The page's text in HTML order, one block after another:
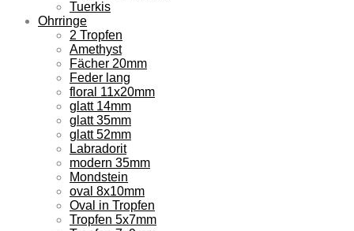
Tuerkis
Ohrringe
2 Tropfen
Amethyst
Fächer 20mm
Feder lang
floral 11x20mm
glatt 14mm
glatt 35mm
glatt 52mm
Labradorit
modern 35mm
Mondstein
oval 8x10mm
Oval in Tropfen
Tropfen 5x7mm